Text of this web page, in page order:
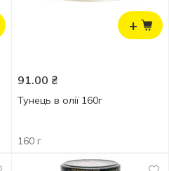
+
91.00 ₴
Тунець в олії 160г
160 г